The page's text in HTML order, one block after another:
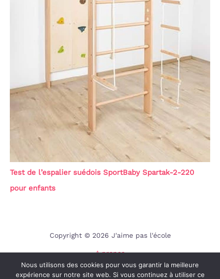
Test de l’espalier suédois SportBaby Spartak-2-220
pour enfants
Copyright © 2026 J'aime pas l'école
A propos
Contact
Nous utilisons des cookies pour vous garantir la meilleure
expérience sur notre site web. Si vous continuez à utiliser ce